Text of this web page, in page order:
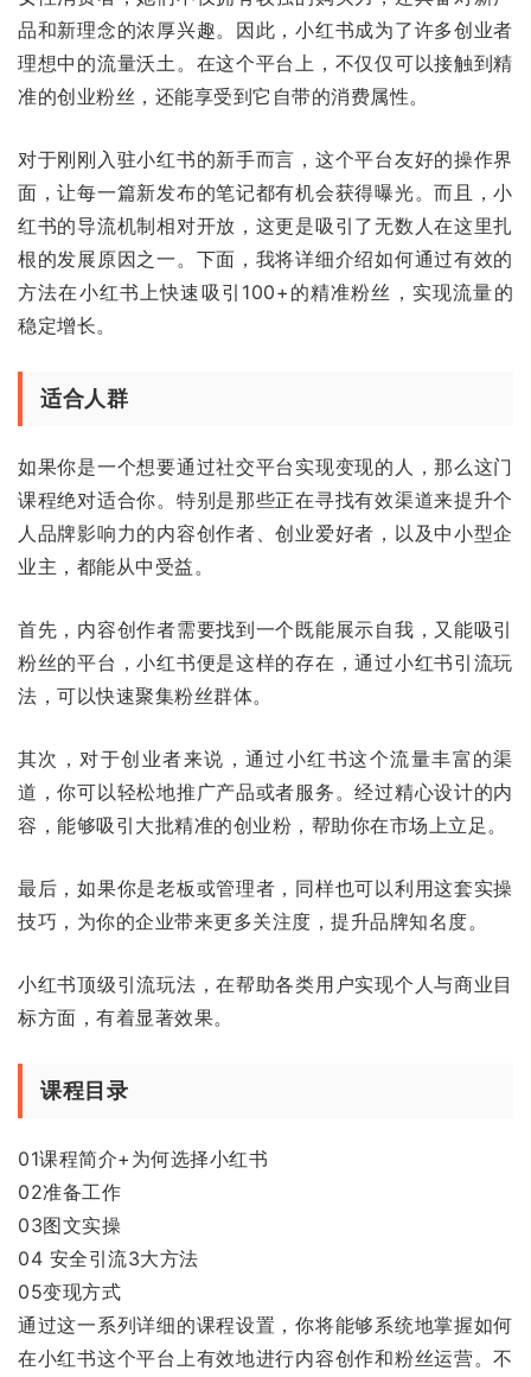
品和新理念的浓厚兴趣。因此，小红书成为了许多创业者
理想中的流量沃土。在这个平台上，不仅仅可以接触到精
准的创业粉丝，还能享受到它自带的消费属性。
对于刚刚入驻小红书的新手而言，这个平台友好的操作界
面，让每一篇新发布的笔记都有机会获得曝光。而且，小
红书的导流机制相对开放，这更是吸引了无数人在这里扎
根的发展原因之一。下面，我将详细介绍如何通过有效的
方法在小红书上快速吸引100+的精准粉丝，实现流量的
稳定增长。
适合人群
如果你是一个想要通过社交平台实现变现的人，那么这门
课程绝对适合你。特别是那些正在寻找有效渠道来提升个
人品牌影响力的内容创作者、创业爱好者，以及中小型企
业主，都能从中受益。
首先，内容创作者需要找到一个既能展示自我，又能吸引
粉丝的平台，小红书便是这样的存在，通过小红书引流玩
法，可以快速聚集粉丝群体。
其次，对于创业者来说，通过小红书这个流量丰富的渠
道，你可以轻松地推广产品或者服务。经过精心设计的内
容，能够吸引大批精准的创业粉，帮助你在市场上立足。
最后，如果你是老板或管理者，同样也可以利用这套实操
技巧，为你的企业带来更多关注度，提升品牌知名度。
小红书顶级引流玩法，在帮助各类用户实现个人与商业目
标方面，有着显著效果。
课程目录
01课程简介+为何选择小红书
02准备工作
03图文实操
04 安全引流3大方法
05变现方式
通过这一系列详细的课程设置，你将能够系统地掌握如何
在小红书这个平台上有效地进行内容创作和粉丝运营。不